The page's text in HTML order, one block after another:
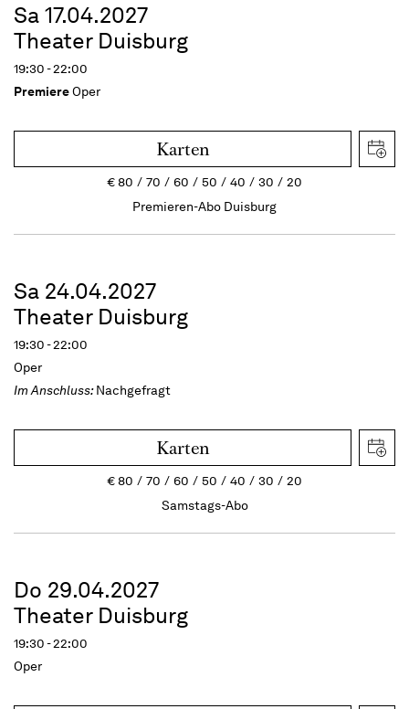
Sa 17.04.2027
Theater Duisburg
19:30 - 22:00
PremiereOper
Karten
€80 70 60 50 40 30
20
Premieren-Abo Duisburg
Sa 24.04.2027
Theater Duisburg
19:30 - 22:00
Oper
Im Anschluss:Nachgefragt
Karten
€80 70 60 50 40 30
20
Samstags-Abo
Do 29.04.2027
Theater Duisburg
19:30 - 22:00
Oper